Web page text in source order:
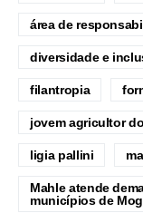
área de
diversidade e
filantropia
jovem agricultor
ligia pallini
Mahle atende
municípios de